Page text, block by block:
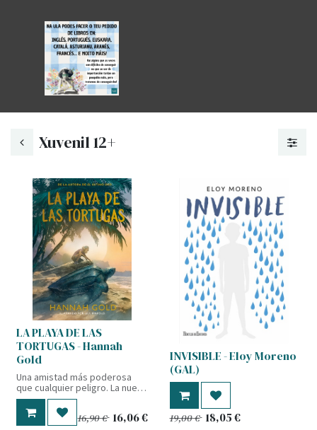
Xuvenil 12+
LA PLAYA DE LAS
TORTUGAS - Hannah
Gold
Una amistad más poderosa
que cualquier peligro. La nueva
aventura de la autora de El
Último Oso Libro del año en
Waterstones Una aventura
16,90€ 16,06€
INVISIBLE - Eloy Moreno
(GAL)
19,00€ 18,05€